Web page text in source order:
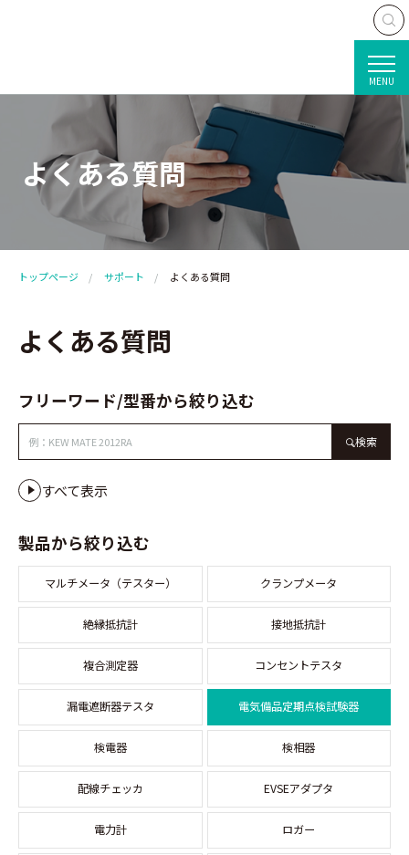
MENU
よくある質問
トップページ サポート よくある質問
よくある質問
フリーワード/型番から絞り込む
検索
すべて表示
製品から絞り込む
マルチメータ（テスター） クランプメータ
絶縁抵抗計 接地抵抗計
複合測定器 コンセントテスタ
漏電遮断器テスタ 電気備品定期点検試験器
検電器 検相器
配線チェッカ EVSEアダプタ
電力計 ロガー